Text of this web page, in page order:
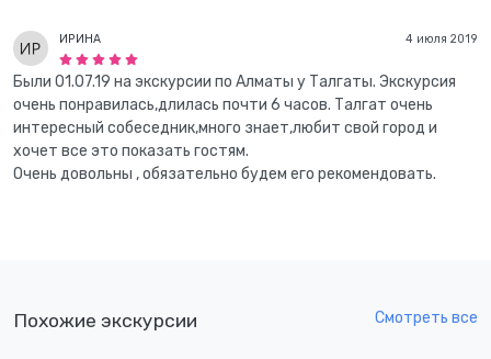
4 июля 2019
ИРИНА
Были 01.07.19 на экскурсии по Алматы у Талгаты. Экскурсия
очень понравилась,длилась почти 6 часов. Талгат очень
интересный собеседник,много знает,любит свой город и
хочет все это показать гостям.
Очень довольны , обязательно будем его рекомендовать.
Похожие экскурсии Смотреть все